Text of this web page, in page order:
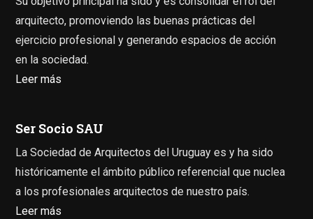
arquitecto, promoviendo las buenas prácticas del
ejercicio profesional y generando espacios de acción
en la sociedad.
Leer más
Ser Socio SAU
La Sociedad de Arquitectos del Uruguay es y ha sido
históricamente el ámbito público referencial que nuclea
a los profesionales arquitectos de nuestro país.
Leer más